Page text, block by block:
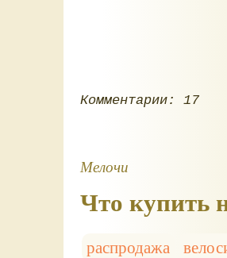
Комментарии: 17
Мелочи
Что купить
распродажа